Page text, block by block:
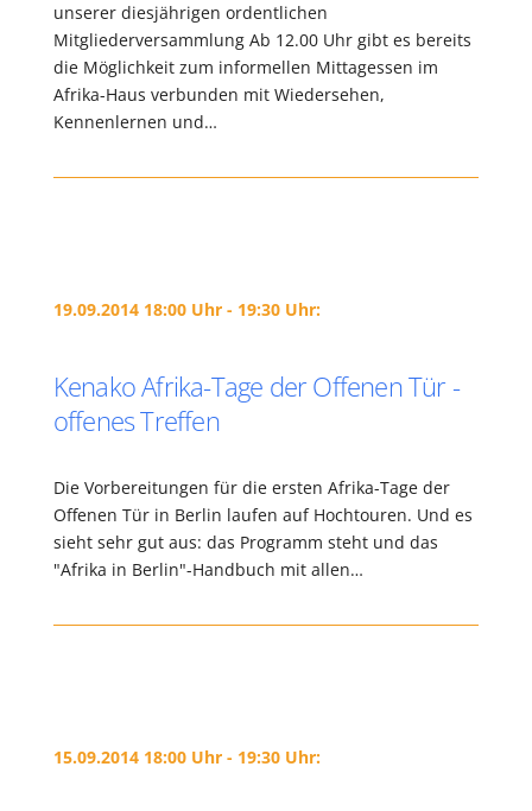
unserer diesjährigen ordentlichen
Mitgliederversammlung Ab 12.00 Uhr gibt es bereits
die Möglichkeit zum informellen Mittagessen im
Afrika-Haus verbunden mit Wiedersehen,
Kennenlernen und…
19.09.2014 18:00 Uhr - 19:30 Uhr:
Kenako Afrika-Tage der Offenen Tür -
offenes Treffen
Die Vorbereitungen für die ersten Afrika-Tage der
Offenen Tür in Berlin laufen auf Hochtouren. Und es
sieht sehr gut aus: das Programm steht und das
"Afrika in Berlin"-Handbuch mit allen…
15.09.2014 18:00 Uhr - 19:30 Uhr: